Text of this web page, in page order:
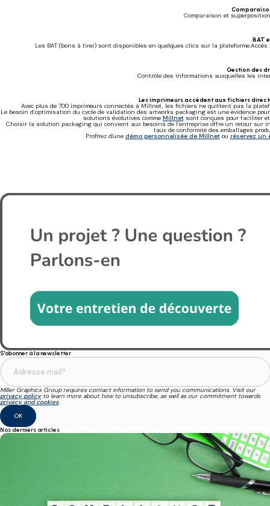
Comparaison et
BAT
Les BAT (bons à tirer) sont disponibles en quelques clics sur la
Gestion des
Contrôle des informations auxquelles les
Les imprimeurs accèdent aux fichiers
Avec plus de 700 imprimeurs connectés à Millnet, les fichiers ne quittent pas la
Le besoin d’optimisation du cycle de validation des artworks packaging est une évidence
solutions évolutives comme Millnetsont conçues pour faciliter et
Choisir la solution packaging qui convient aux besoins de l’entreprise offre un retour
taux de conformité des emballages
Profitez d'une démo personnalisée de Millnetou réservez un
S'abonner à la newsletter
Miller Graphics Group requires contact information to send you communications. Visit our
privacy policyto learn more about how to unsubscribe, as well as our commitment towards
privacy and cookies.
Nos derniers articles